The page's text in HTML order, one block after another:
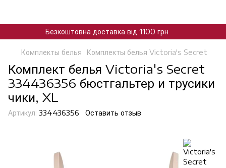
Безкоштовна доставка від 1100 грн
Комплекты белья Комплекты белья Victoria's Secret
Комплект белья Victoria's Secret
334436356 бюстгальтер и трусики
чики, XL
Артикул: 334436356 Оставить отзыв